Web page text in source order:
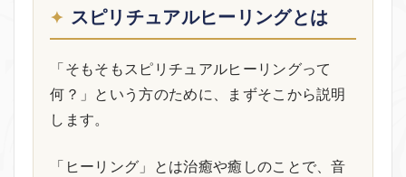
スピリチュアルヒーリングとは
「そもそもスピリチュアルヒーリングって
何？」という方のために、まずそこから説明
します。
「ヒーリング」とは治癒や癒しのことで、音